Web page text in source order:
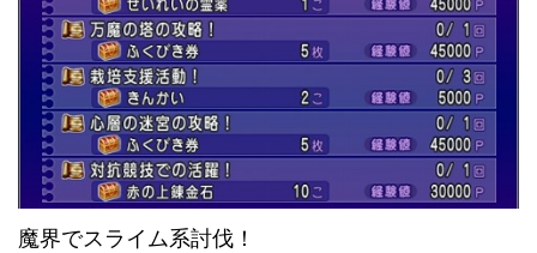
魔界でスライム系討伐！